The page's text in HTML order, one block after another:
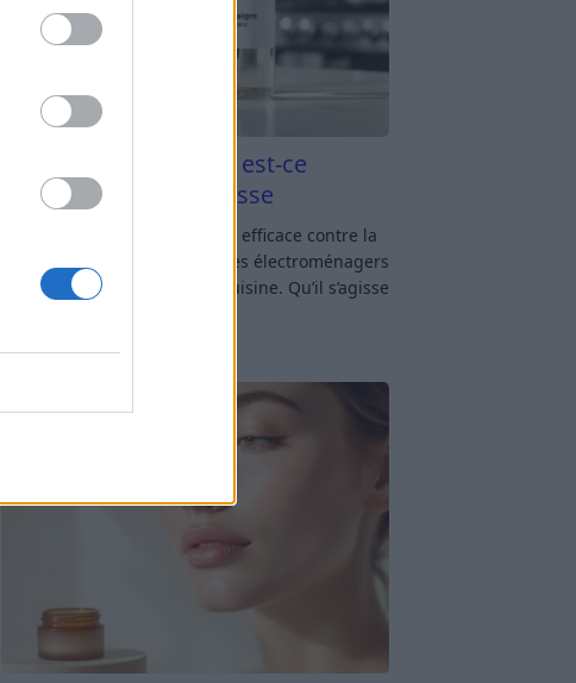
Vinaigre blanc et four est-ce
efficace contre la graisse
Vinaigre blanc et four : est-ce efficace contre la
graisse ? Le four fait partie des électroménagers
les plus sollicités dans une cuisine. Qu’il s’agisse